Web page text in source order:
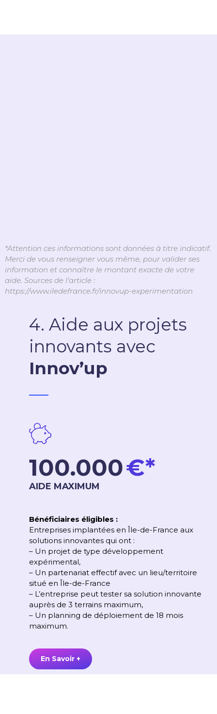
*Attention ces informations sont données à titre indicatif.
Merci de vous renseigner vous même, pour valider ses
information et connaître le montant exacte de votre
aide. Sources de l’article :
https://www.iledefrance.fr/innovup-experimentation
4. Aide aux projets
innovants avec
Innov’up
_____
100.000€*
AIDE MAXIMUM
Bénéficiaires éligibles :
Entreprises implantées en Île-de-France aux
solutions innovantes qui ont :
– Un projet de type développement
expérimental,
– Un partenariat effectif avec un lieu/territoire
situé en Île-de-France
– L’entreprise peut tester sa solution innovante
auprès de 3 terrains maximum,
– Un planning de déploiement de 18 mois
maximum.
En Savoir +